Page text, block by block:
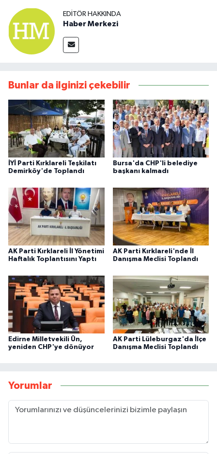
EDITÖR HAKKINDA
Haber Merkezi
Bunlar da ilginizi çekebilir
İYİ Parti Kırklareli Teşkilatı
Demirköy'de Toplandı
Bursa'da CHP'li belediye
başkanı kalmadı
AK Parti Kırklareli İl Yönetimi
Haftalık Toplantısını Yaptı
AK Parti Kırklareli'nde İl
Danışma Meclisi Toplandı
Edirne Milletvekili Ün,
yeniden CHP'ye dönüyor
AK Parti Lüleburgaz'da İlçe
Danışma Meclisi Toplandı
Yorumlar